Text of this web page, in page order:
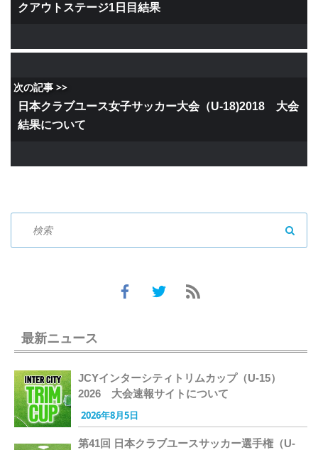
クアウトステージ1日目結果
次の記事 >>
日本クラブユース女子サッカー大会（U-18)2018 大会
結果について
最新ニュース
JCYインターシティトリムカップ（U-15）
2026 大会速報サイトについて
2026年8月5日
第41回 日本クラブユースサッカー選手権（U-